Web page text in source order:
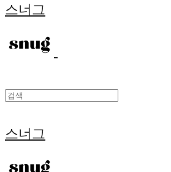
스너그
스너그